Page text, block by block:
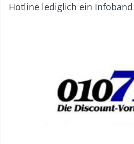
Hotline lediglich ein